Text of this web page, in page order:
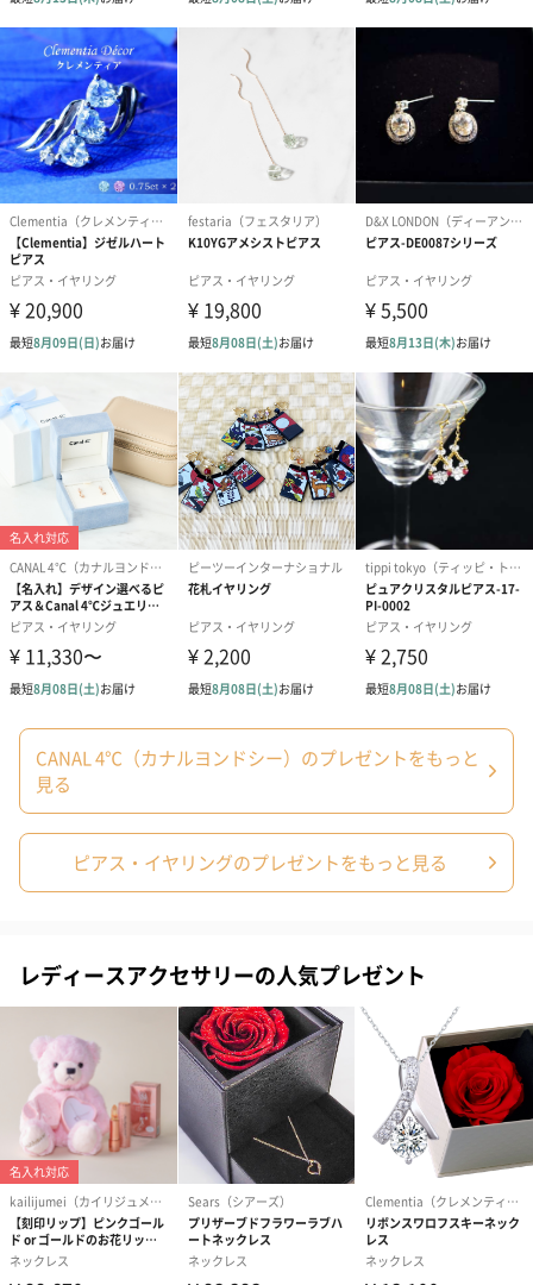
生花
生花のブーケを同梱します。
※9-15時にご注文いただく場合、最短のお届け可能日が通常より
も1日遅くなります。
シーズンブーケ（ひま
わり）（1,880円）
ブーケ（ホワイトグリ
ーン）（1,650円）
ブーケ（ピン
（1,650円）
ドライフラワー・プリザーブドフラワー
自然のお花で作ったドライフラワー・プリザーブドフラワーを同
梱します。
一部花材が写真と異なる場合がございます。予めご了承くださ
い。パッケージに入れてお届けします。
プリザーブドフラワー
ブーケ（ピンク）
プリザーブドフラワー
ブーケ（ブルー）
アミュレット
ク）（1,500円
ぬいぐるみ
愛らしいぬいぐるみを同梱してお届けします。
誕生日・記念日・出産祝いなどのシーンにおすすめです。
CANAL 4℃（カナルヨンドシー）のプレゼントをもっと
見る
ピアス・イヤリングのプレゼントをもっと見る
レディースアクセサリーの人気プレゼント